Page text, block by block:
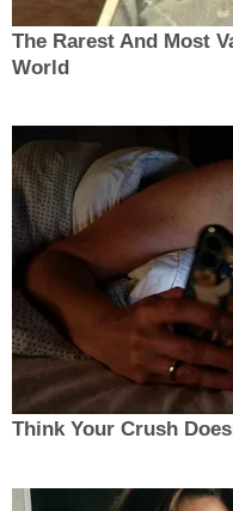
The Rarest And Most
World
Think Your Crush